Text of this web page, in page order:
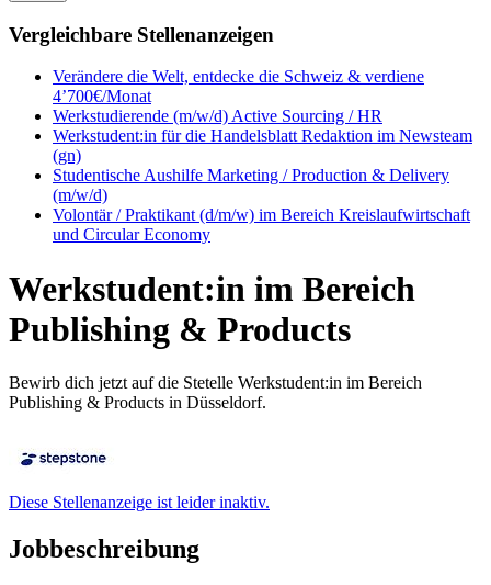
Vergleichbare Stellenanzeigen
Verändere die Welt, entdecke die Schweiz & verdiene
4’700€/Monat
Werkstudierende (m/w/d) Active Sourcing / HR
Werkstudent:in für die Handelsblatt Redaktion im Newsteam
(gn)
Studentische Aushilfe Marketing / Production & Delivery
(m/w/d)
Volontär / Praktikant (d/m/w) im Bereich Kreislaufwirtschaft
und Circular Economy
Werkstudent:in im Bereich
Publishing & Products
Bewirb dich jetzt auf die Stetelle Werkstudent:in im Bereich
Publishing & Products in Düsseldorf.
Diese Stellenanzeige ist leider inaktiv.
Jobbeschreibung